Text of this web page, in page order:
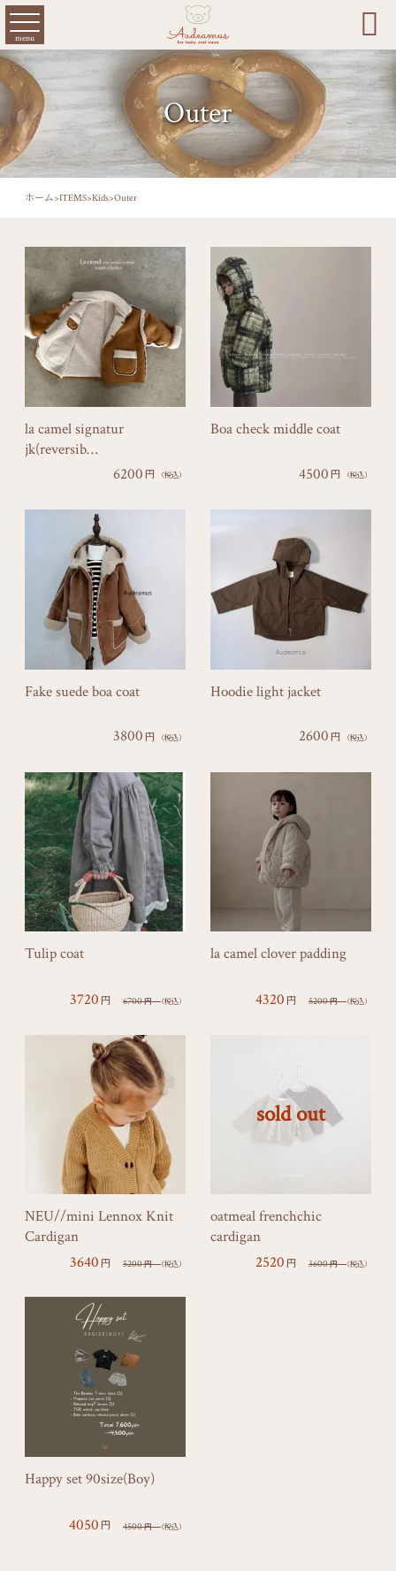
menu 
Outer
ホーム>ITEMS>Kids>Outer
la camel signatur
jk(reversib…
6200 円 （税込）
Boa check middle coat
4500 円 （税込）
Fake suede boa coat
3800 円 （税込）
Hoodie light jacket
2600 円 （税込）
Tulip coat
6700円 （税込）
3720 円
la camel clover padding
5200円 （税込）
4320 円
NEU//mini Lennox Knit
Cardigan
5200円 （税込）
3640 円
sold out
oatmeal frenchchic
cardigan
3600円 （税込）
2520 円
Happy set 90size(Boy)
4500円 （税込）
4050 円